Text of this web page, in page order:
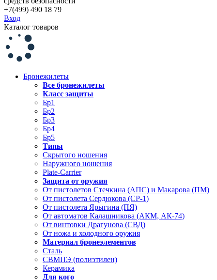
+7(499) 490 18 79
Вход
Каталог товаров
Бронежилеты
Все бронежилеты
Класс защиты
Бр1
Бр2
Бр3
Бр4
Бр5
Типы
Скрытого ношения
Наружного ношения
Plate-Carrier
Защита от оружия
От пистолетов Стечкина (АПС) и Макарова (ПМ)
От пистолета Сердюкова (СР-1)
От пистолета Ярыгина (ПЯ)
От автоматов Калашникова (АКМ, АК-74)
От винтовки Драгунова (СВД)
От ножа и холодного оружия
Материал бронеэлементов
Сталь
СВМПЭ (полиэтилен)
Керамика
Для кого